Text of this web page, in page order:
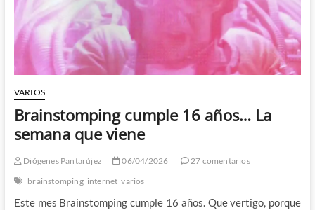
VARIOS
Brainstomping cumple 16 años… La
semana que viene
Diógenes Pantarújez 06/04/2026
27 comentarios
brainstomping internet varios
Este mes Brainstomping cumple 16 años. Que vertigo, porque